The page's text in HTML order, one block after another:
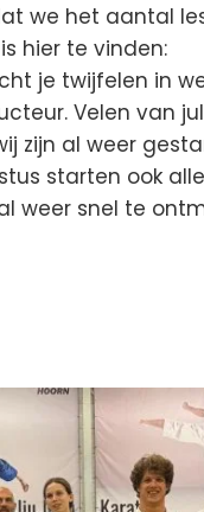
we het aantal
hier te vinden:
je twijfelen in
Velen van
zijn al weer
starten ook
weer snel te